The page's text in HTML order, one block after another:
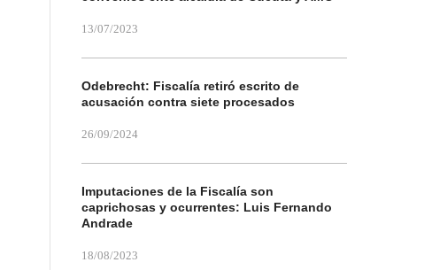
13/07/2023
Odebrecht: Fiscalía retiró escrito de
acusación contra siete procesados
26/09/2024
Imputaciones de la Fiscalía son
caprichosas y ocurrentes: Luis Fernando
Andrade
18/08/2023